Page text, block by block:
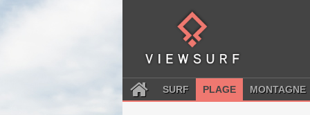
SURF PLAGE MONTAGNE